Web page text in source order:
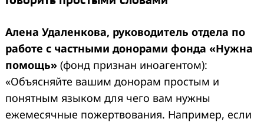
Алена Удаленкова, руководитель отдела по
работе с частными донорами фонда «Нужна
помощь» (фонд признан иноагентом):
«Объясняйте вашим донорам простым и
понятным языком для чего вам нужны
ежемесячные пожертвования. Например, если